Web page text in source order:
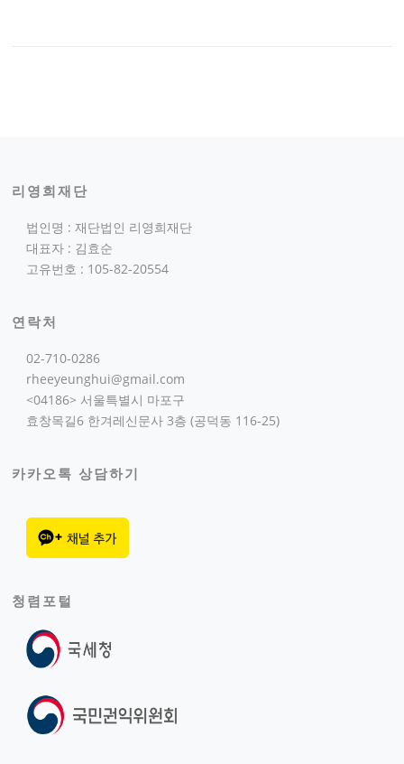
리영희재단
법인명 : 재단법인 리영희재단
대표자 : 김효순
고유번호 : 105-82-20554
연락처
02-710-0286
rheeyeunghui@gmail.com
<04186> 서울특별시 마포구
효창목길6 한겨레신문사 3층 (공덕동 116-25)
카카오톡 상담하기
청렴포털